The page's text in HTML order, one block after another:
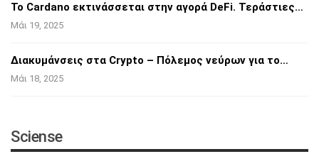
Το Cardano εκτινάσσεται στην αγορά DeFi. Τεράστιες…
Μάι 19, 2025
Διακυμάνσεις στα Crypto – Πόλεμος νεύρων για το…
Μάι 18, 2025
Sciense